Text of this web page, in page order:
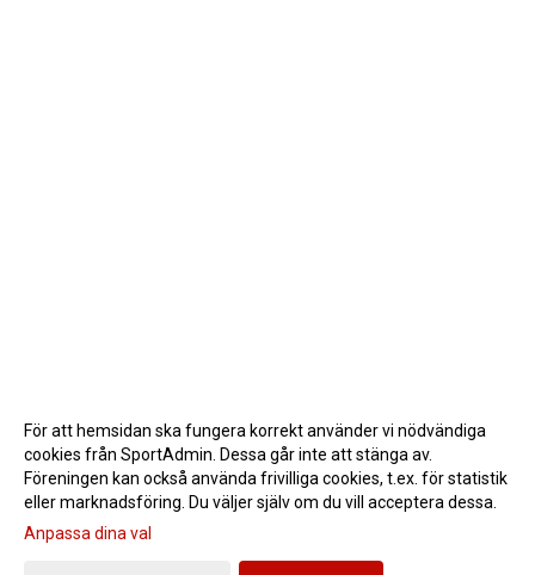
Gå till Webbversion
För att hemsidan ska fungera korrekt använder vi nödvändiga
cookies från SportAdmin. Dessa går inte att stänga av.
Föreningen kan också använda frivilliga cookies, t.ex. för statistik
eller marknadsföring. Du väljer själv om du vill acceptera dessa.
Anpassa dina val